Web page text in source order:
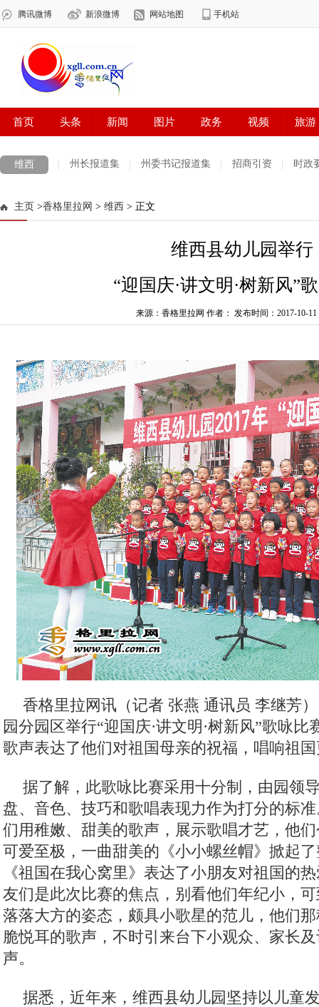
维西 州长报道集 州委书记报道集 招商引资 时政
主页 >香格里拉网 > 维西 > 正文
维西县幼儿园举行
“迎国庆·讲文明·树新风”
来源：香格里拉网 作者： 发布时间：2017-10-11
香格里拉网讯（记者 张燕 通讯员 李继芳）
园分园区举行“迎国庆·讲文明·树新风”歌咏
歌声表达了他们对祖国母亲的祝福，唱响祖
据了解，此歌咏比赛采用十分制，由园领
盘、音色、技巧和歌唱表现力作为打分的标
们用稚嫩、甜美的歌声，展示歌唱才艺，他
可爱至极，一曲甜美的《小小螺丝帽》掀起
《祖国在我心窝里》表达了小朋友对祖国的
友们是此次比赛的焦点，别看他们年纪小，
落落大方的姿态，颇具小歌星的范儿，他们
脆悦耳的歌声，不时引来台下小观众、家长
声。
据悉，近年来，维西县幼儿园坚持以儿童